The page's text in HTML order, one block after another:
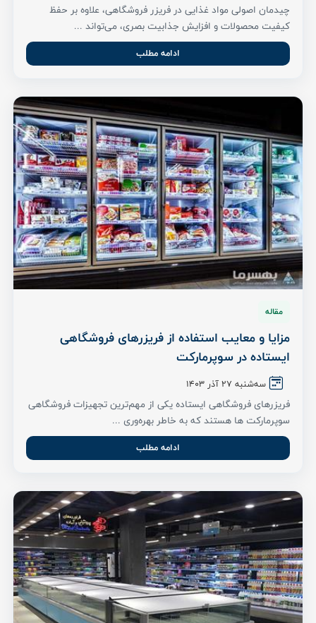
چیدمان اصولی مواد غذایی در فریزر فروشگاهی، علاوه بر حفظ
کیفیت محصولات و افزایش جذابیت بصری، می‌تواند ...
ادامه مطلب
مقاله
مزایا و معایب استفاده از فریزرهای فروشگاهی
ایستاده در سوپرمارکت
سه‌شنبه ۲7 آذر ۱۴۰۳
فریزرهای فروشگاهی ایستاده یکی از مهم‌ترین تجهیزات فروشگاهی
سوپرمارکت ها هستند که به خاطر بهره‌وری ...
ادامه مطلب